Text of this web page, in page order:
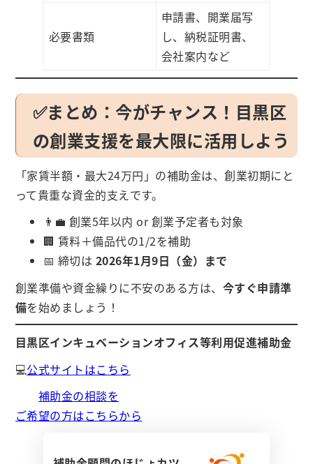
必要書類
申請書、開業届写
し、納税証明書、
会社案内など
✅まとめ：今がチャンス！目黒区
の創業支援を最大限に活用しよう
「家賃半額・最大24万円」の補助金は、創業初期にと
って貴重な資金的支えです。
👨‍💼 創業5年以内 or 創業予定者も対象
🏢 賃料＋備品代の1/2を補助
📅 締切は 2026年1月9日（金）まで
創業準備や資金繰りに不安のある方は、 今すぐ申請準
備を始めましょう！
目黒区インキュベーションオフィス等利用促進補助金
💻公式サイトはこちら
補助金の相談を
ご希望の方はこちらから